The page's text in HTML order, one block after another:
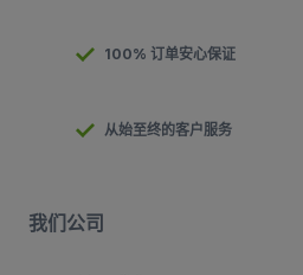
100% 订单安心保证
从始至终的客户服务
我们公司